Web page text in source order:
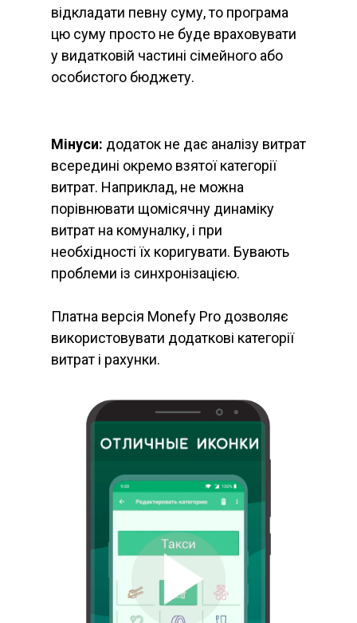
відкладати певну суму, то програма
цю суму просто не буде враховувати
у видатковій частині сімейного або
особистого бюджету.
Мінуси: додаток не дає аналізу витрат
всередині окремо взятої категорії
витрат. Наприклад, не можна
порівнювати щомісячну динаміку
витрат на комуналку, і при
необхідності їх коригувати. Бувають
проблеми із синхронізацією.
Платна версія Monefy Pro дозволяє
використовувати додаткові категорії
витрат і рахунки.